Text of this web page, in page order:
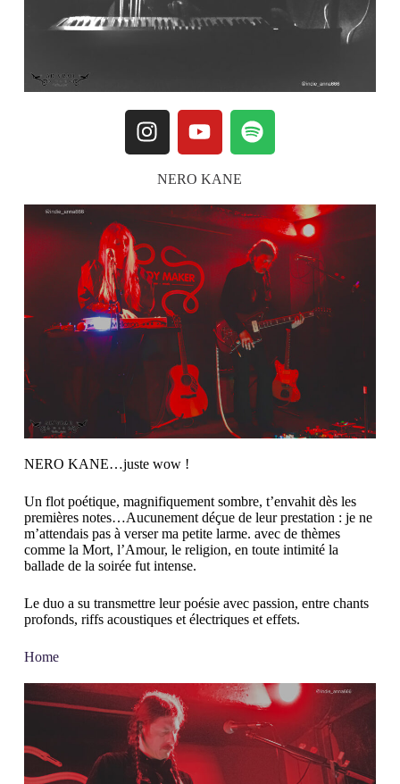
NERO KANE
NERO KANE…juste wow !
Un flot poétique, magnifiquement sombre, t’envahit dès les
premières notes…Aucunement déçue de leur prestation : je ne
m’attendais pas à verser ma petite larme. avec de thèmes
comme la Mort, l’Amour, le religion, en toute intimité la
ballade de la soirée fut intense.
Le duo a su transmettre leur poésie avec passion, entre chants
profonds, riffs acoustiques et électriques et effets.
Home